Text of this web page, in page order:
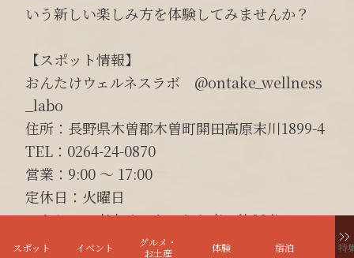
いう新しい楽しみ方を体験してみませんか？
【スポット情報】
おんたけウェルネスラボ @ontake_wellness
_labo
住所：長野県木曽郡木曽町開田高原末川1899-4
TEL：0264-24-0870
営業：9:00 〜 17:00
定休日：火曜日
アクセス：高山インターから車で約90分
駐車場：あり
スポット イベント
グルメ・
お土産
体験 宿泊 特